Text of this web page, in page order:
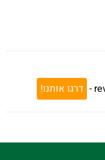
- דרגו אותנו!